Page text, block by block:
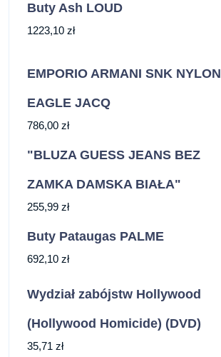
Buty Ash LOUD
1223,10 zł
EMPORIO ARMANI SNK NYLON
EAGLE JACQ
786,00 zł
"BLUZA GUESS JEANS BEZ
ZAMKA DAMSKA BIAŁA"
255,99 zł
Buty Pataugas PALME
692,10 zł
Wydział zabójstw Hollywood
(Hollywood Homicide) (DVD)
35,71 zł